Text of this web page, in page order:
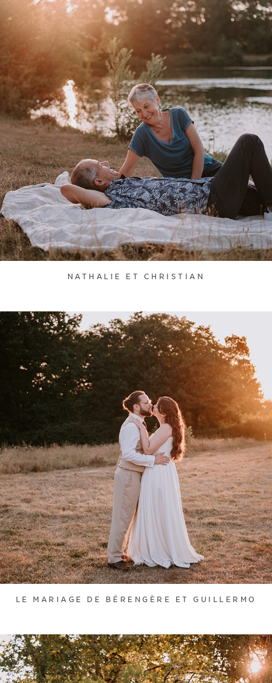
NATHALIE ET CHRISTIAN
LE MARIAGE DE BÉRENGÈRE ET GUILLERMO